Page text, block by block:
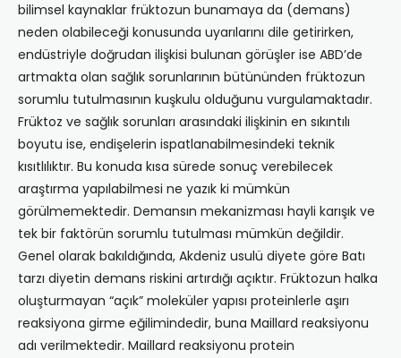
bilimsel kaynaklar früktozun bunamaya da (demans)
neden olabileceği konusunda uyarılarını dile getirirken,
endüstriyle doğrudan ilişkisi bulunan görüşler ise ABD’de
artmakta olan sağlık sorunlarının bütününden früktozun
sorumlu tutulmasının kuşkulu olduğunu vurgulamaktadır.
Früktoz ve sağlık sorunları arasındaki ilişkinin en sıkıntılı
boyutu ise, endişelerin ispatlanabilmesindeki teknik
kısıtlılıktır. Bu konuda kısa sürede sonuç verebilecek
araştırma yapılabilmesi ne yazık ki mümkün
görülmemektedir. Demansın mekanizması hayli karışık ve
tek bir faktörün sorumlu tutulması mümkün değildir.
Genel olarak bakıldığında, Akdeniz usulü diyete göre Batı
tarzı diyetin demans riskini artırdığı açıktır. Früktozun halka
oluşturmayan “açık” moleküler yapısı proteinlerle aşırı
reaksiyona girme eğilimindedir, buna Maillard reaksiyonu
adı verilmektedir. Maillard reaksiyonu protein